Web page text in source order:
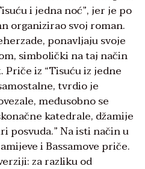
i jedna noć”, jer je po
organizirao svoj roman.
ponavljaju svoje
simbolički na taj način
iz “Tisuću iz jedne
tvrdio je
međusobno se
katedrale, džamije
posvuda.” Na isti način u
i Bassamove priče.
za razliku od